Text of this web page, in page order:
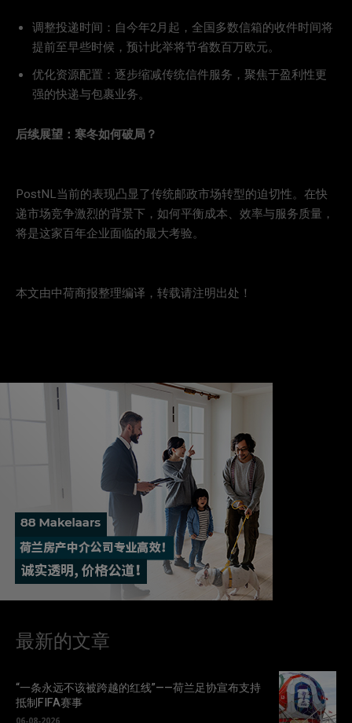
调整投递时间：自今年2月起，全国多数信箱的收件时间将
提前至早些时候，预计此举将节省数百万欧元。
优化资源配置：逐步缩减传统信件服务，聚焦于盈利性更
强的快递与包裹业务。
后续展望：寒冬如何破局？
PostNL当前的表现凸显了传统邮政市场转型的迫切性。在快
递市场竞争激烈的背景下，如何平衡成本、效率与服务质量，
将是这家百年企业面临的最大考验。
本文由中荷商报整理编译，转载请注明出处！
最新的文章
“一条永远不该被跨越的红线”——荷兰足协宣布支持
抵制FIFA赛事
06-08-2026